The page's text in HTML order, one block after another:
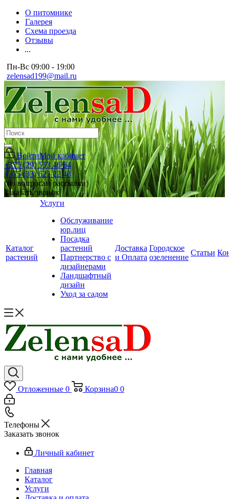
О питомнике
Галерея
Схема проезда
Отзывы
...
Пн-Вс 09:00 - 19:00
zelensad199@mail.ru
ВойтиМой кабинет
+375 (29) 553 46 64
+375 (33) 625 22 48
(по вопросам рассылки)
Заказать звонок
Каталог
растений
Услуги
Обслуживание
юр.лиц
Посадка
растений
Партнерство с
дизайнерами
Ландшафтный
дизайн
Уход за садом
Доставка
и Оплата
Городское
озеленение
Статьи
Отложенные 0 Корзина0 0
Телефоны
Заказать звонок
Личный кабинет
Главная
Каталог
Услуги